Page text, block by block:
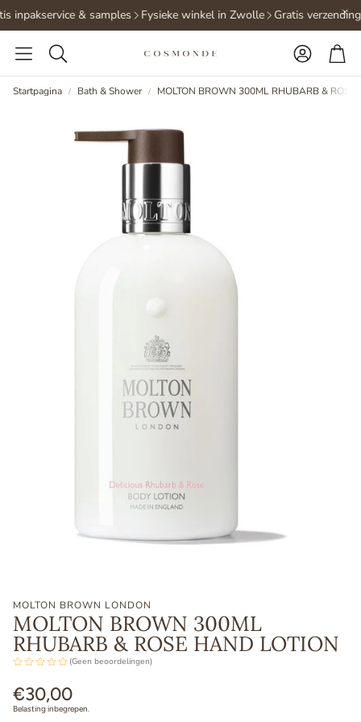
inpakservice & samples Fysieke winkel in Zwolle Gratis
Zoeken
Startpagina Bath & Shower MOLTON BROWN 300ML RHUBARB & ROSE
MOLTON BROWN LONDON
MOLTON BROWN 300ML
RHUBARB & ROSE HAND LOTION
(Geen beoordelingen)
Normale
prijs
€30,00
Belasting inbegrepen.